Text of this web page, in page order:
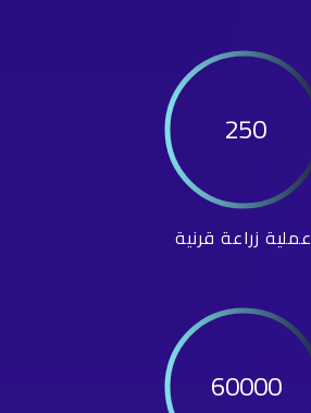
250
عملية زراعة قرنية
60000